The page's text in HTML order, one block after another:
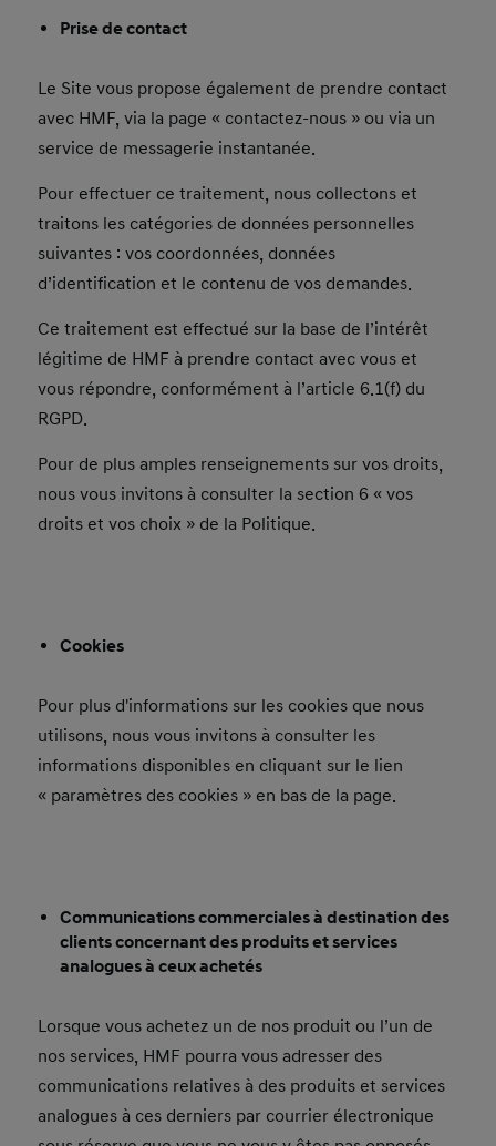
Prise de contact
Le Site vous propose également de prendre contact
avec HMF, via la page « contactez-nous » ou via un
service de messagerie instantanée.
Pour effectuer ce traitement, nous collectons et
traitons les catégories de données personnelles
suivantes : vos coordonnées, données
d’identification et le contenu de vos demandes.
Ce traitement est effectué sur la base de l’intérêt
légitime de HMF à prendre contact avec vous et
vous répondre, conformément à l’article 6.1(f) du
RGPD.
Pour de plus amples renseignements sur vos droits,
nous vous invitons à consulter la section 6 « vos
droits et vos choix » de la Politique.
Cookies
Pour plus d'informations sur les cookies que nous
utilisons, nous vous invitons à consulter les
informations disponibles en cliquant sur le lien
« paramètres des cookies » en bas de la page.
Communications commerciales à destination des
clients concernant des produits et services
analogues à ceux achetés
Lorsque vous achetez un de nos produit ou l’un de
nos services, HMF pourra vous adresser des
communications relatives à des produits et services
analogues à ces derniers par courrier électronique